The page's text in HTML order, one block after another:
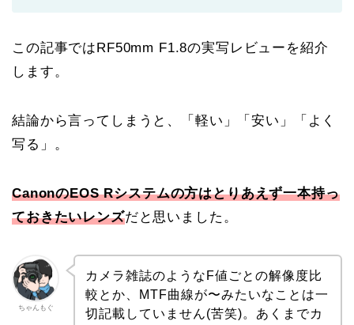
この記事ではRF50mm F1.8の実写レビューを紹介
します。
結論から言ってしまうと、「軽い」「安い」「よく
写る」。
CanonのEOS Rシステムの方はとりあえず一本持っ
ておきたいレンズだと思いました 。
ちゃんもぐ
カメラ雑誌のようなF値ごとの解像度比
較とか、MTF曲線が〜みたいなことは一
切記載していません(苦笑)。あくまでカ